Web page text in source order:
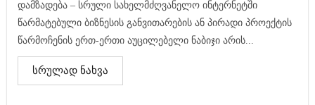
დამზადება – სრული სახელმძღვანელო ინტერნეტში
წარმატებული ბიზნესის განვითარების ან პირადი პროექტის
წარმოჩენის ერთ-ერთი აუცილებელი ნაბიჯი არის...
სრულად ნახვა